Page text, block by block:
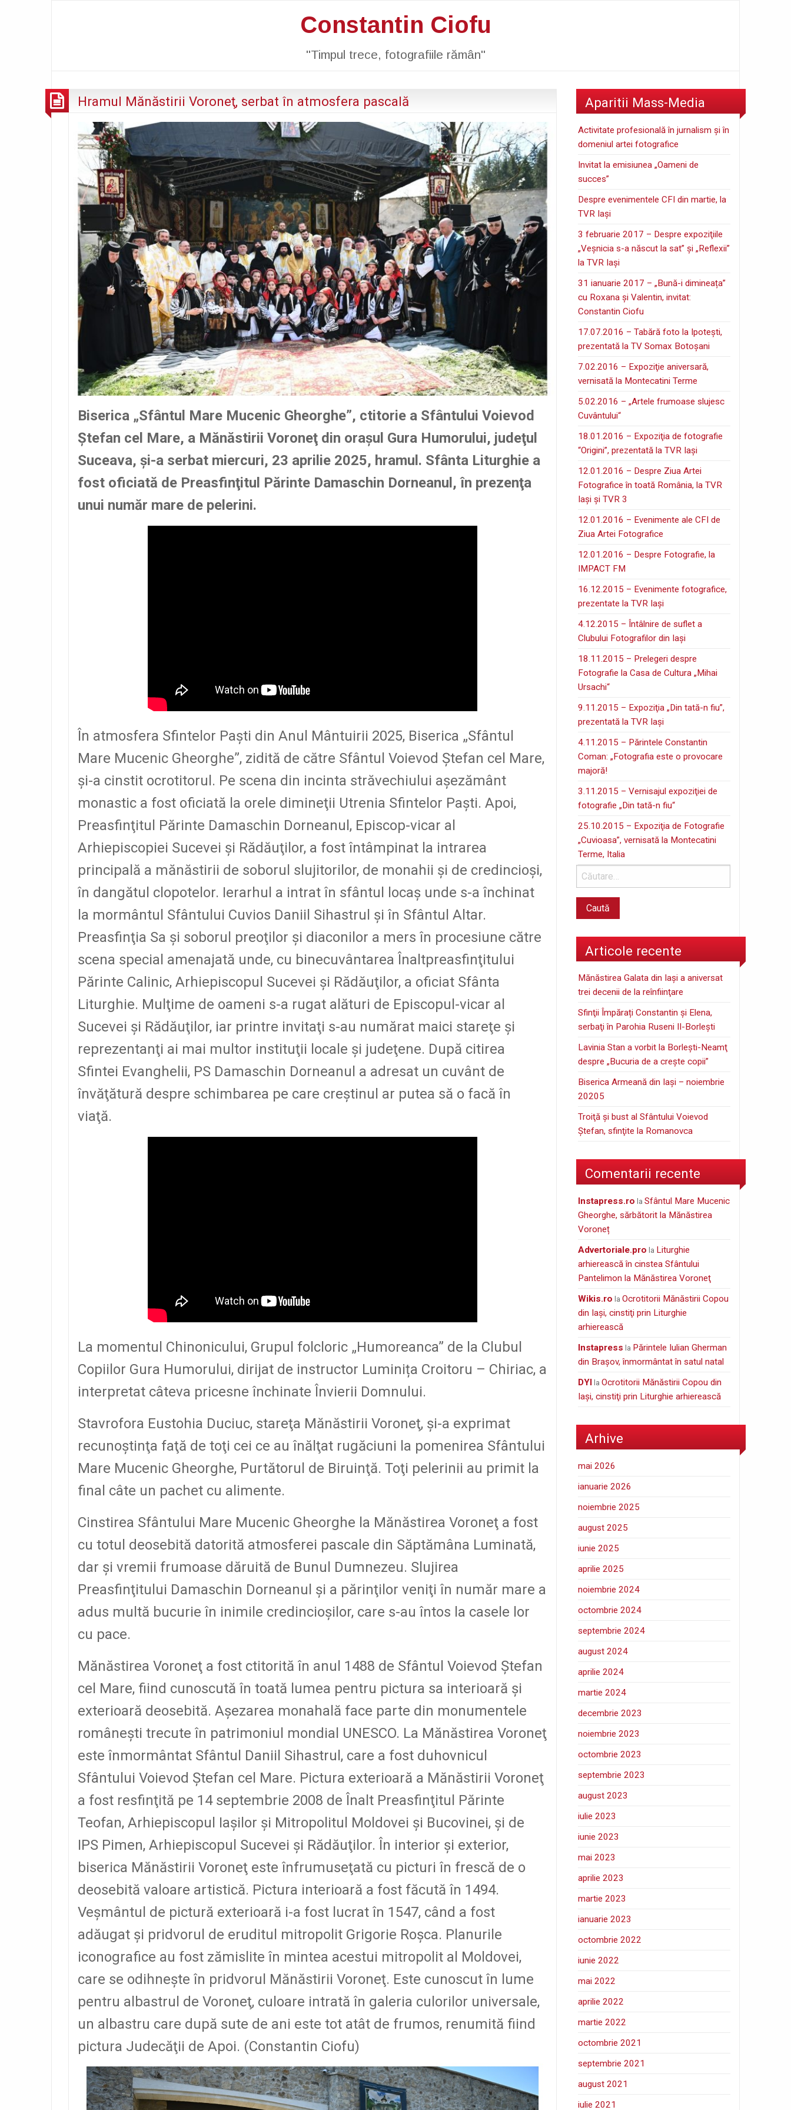
Constantin Ciofu
"Timpul trece, fotografiile rămân"
Hramul Mănăstirii Voroneţ, serbat în atmosfera pascală
Biserica „Sfântul Mare Mucenic Gheorghe”, ctitorie a Sfântului Voievod
Ştefan cel Mare, a Mănăstirii Voroneţ din oraşul Gura Humorului, judeţul
Suceava, şi-a serbat miercuri, 23 aprilie 2025, hramul. Sfânta Liturghie a
fost oficiată de Preasfinţitul Părinte Damaschin Dorneanul, în prezenţa
unui număr mare de pelerini.
În atmosfera Sfintelor Paşti din Anul Mântuirii 2025, Biserica „Sfântul
Mare Mucenic Gheorghe”, zidită de către Sfântul Voievod Ştefan cel Mare,
şi-a cinstit ocrotitorul. Pe scena din incinta străvechiului aşezământ
monastic a fost oficiată la orele dimineţii Utrenia Sfintelor Paşti. Apoi,
Preasfinţitul Părinte Damaschin Dorneanul, Episcop-vicar al
Arhiepiscopiei Sucevei şi Rădăuţilor, a fost întâmpinat la intrarea
principală a mănăstirii de soborul slujitorilor, de monahii şi de credincioşi,
în dangătul clopotelor. Ierarhul a intrat în sfântul locaş unde s-a închinat
la mormântul Sfântului Cuvios Daniil Sihastrul şi în Sfântul Altar.
Preasfinţia Sa şi soborul preoţilor şi diaconilor a mers în procesiune către
scena special amenajată unde, cu binecuvântarea Înaltpreasfinţitului
Părinte Calinic, Arhiepiscopul Sucevei şi Rădăuţilor, a oficiat Sfânta
Liturghie. Mulţime de oameni s-a rugat alături de Episcopul-vicar al
Sucevei şi Rădăuţilor, iar printre invitaţi s-au numărat maici stareţe şi
reprezentanţi ai mai multor instituţii locale şi judeţene. După citirea
Sfintei Evanghelii, PS Damaschin Dorneanul a adresat un cuvânt de
învăţătură despre schimbarea pe care creştinul ar putea să o facă în
viaţă.
La momentul Chinonicului, Grupul folcloric „Humoreanca” de la Clubul
Copiilor Gura Humorului, dirijat de instructor Luminița Croitoru – Chiriac, a
interpretat câteva pricesne închinate Învierii Domnului.
Stavrofora Eustohia Duciuc, stareţa Mănăstirii Voroneţ, şi-a exprimat
recunoştinţa faţă de toţi cei ce au înălţat rugăciuni la pomenirea Sfântului
Mare Mucenic Gheorghe, Purtătorul de Biruinţă. Toţi pelerinii au primit la
final câte un pachet cu alimente.
Cinstirea Sfântului Mare Mucenic Gheorghe la Mănăstirea Voroneţ a fost
cu totul deosebită datorită atmosferei pascale din Săptămâna Luminată,
dar şi vremii frumoase dăruită de Bunul Dumnezeu. Slujirea
Preasfinţitului Damaschin Dorneanul şi a părinţilor veniţi în număr mare a
adus multă bucurie în inimile credincioşilor, care s-au întos la casele lor
cu pace.
Mănăstirea Voroneţ a fost ctitorită în anul 1488 de Sfântul Voievod Ştefan
cel Mare, fiind cunoscută în toată lumea pentru pictura sa interioară şi
exterioară deosebită. Aşezarea monahală face parte din monumentele
româneşti trecute în patrimoniul mondial UNESCO. La Mănăstirea Voroneţ
este înmormântat Sfântul Daniil Sihastrul, care a fost duhovnicul
Sfântului Voievod Ştefan cel Mare. Pictura exterioară a Mănăstirii Voroneţ
a fost resfinţită pe 14 septembrie 2008 de Înalt Preasfinţitul Părinte
Teofan, Arhiepiscopul Iaşilor şi Mitropolitul Moldovei şi Bucovinei, şi de
IPS Pimen, Arhiepiscopul Sucevei şi Rădăuţilor. În interior şi exterior,
biserica Mănăstirii Voroneţ este înfrumuseţată cu picturi în frescă de o
deosebită valoare artistică. Pictura interioară a fost făcută în 1494.
Veşmântul de pictură exterioară i-a fost lucrat în 1547, când a fost
adăugat şi pridvorul de eruditul mitropolit Grigorie Roşca. Planurile
iconografice au fost zămislite în mintea acestui mitropolit al Moldovei,
care se odihneşte în pridvorul Mănăstirii Voroneţ. Este cunoscut în lume
pentru albastrul de Voroneţ, culoare intrată în galeria culorilor universale,
un albastru care după sute de ani este tot atât de frumos, renumită fiind
pictura Judecăţii de Apoi. (Constantin Ciofu)
Aparitii Mass-Media
Activitate profesională în jurnalism şi în
domeniul artei fotografice
Invitat la emisiunea „Oameni de
succes”
Despre evenimentele CFI din martie, la
TVR Iaşi
3 februarie 2017 – Despre expoziţiile
„Veşnicia s-a născut la sat” şi „Reflexii”
la TVR Iaşi
31 ianuarie 2017 – „Bună-i dimineața”
cu Roxana și Valentin, invitat:
Constantin Ciofu
17.07.2016 – Tabără foto la Ipoteşti,
prezentată la TV Somax Botoşani
7.02.2016 – Expoziţie aniversară,
vernisată la Montecatini Terme
5.02.2016 – „Artele frumoase slujesc
Cuvântului“
18.01.2016 – Expoziţia de fotografie
“Origini”, prezentată la TVR Iaşi
12.01.2016 – Despre Ziua Artei
Fotografice în toată România, la TVR
Iaşi şi TVR 3
12.01.2016 – Evenimente ale CFI de
Ziua Artei Fotografice
12.01.2016 – Despre Fotografie, la
IMPACT FM
16.12.2015 – Evenimente fotografice,
prezentate la TVR Iaşi
4.12.2015 – Întâlnire de suflet a
Clubului Fotografilor din Iaşi
18.11.2015 – Prelegeri despre
Fotografie la Casa de Cultura „Mihai
Ursachi“
9.11.2015 – Expoziţia „Din tată-n fiu”,
prezentată la TVR Iaşi
4.11.2015 – Părintele Constantin
Coman: „Fotografia este o provocare
majoră!
3.11.2015 – Vernisajul expoziţiei de
fotografie „Din tată-n fiu“
25.10.2015 – Expoziţia de Fotografie
„Cuvioasa”, vernisată la Montecatini
Terme, Italia
Articole recente
Mănăstirea Galata din Iaşi a aniversat
trei decenii de la reînfiinţare
Sfinţii Împărați Constantin și Elena,
serbaţi în Parohia Ruseni II-Borleşti
Lavinia Stan a vorbit la Borleşti-Neamţ
despre „Bucuria de a creşte copii”
Biserica Armeană din Iași – noiembrie
20205
Troiţă şi bust al Sfântului Voievod
Ştefan, sfinţite la Romanovca
Comentarii recente
instapress.ro laSfântul Mare Mucenic
Gheorghe, sărbătorit la Mănăstirea
Voroneț
Advertoriale.pro la Liturghie
arhierească în cinstea Sfântului
Pantelimon la Mănăstirea Voroneţ
wikis.ro laOcrotitorii Mănăstirii Copou
din Iaşi, cinstiţi prin Liturghie
arhierească
Instapress la Părintele Iulian Gherman
din Braşov, înmormântat în satul natal
DYI laOcrotitorii Mănăstirii Copou din
Iaşi, cinstiţi prin Liturghie arhierească
Arhive
mai 2026
ianuarie 2026
noiembrie 2025
august 2025
iunie 2025
aprilie 2025
noiembrie 2024
octombrie 2024
septembrie 2024
august 2024
aprilie 2024
martie 2024
decembrie 2023
noiembrie 2023
octombrie 2023
septembrie 2023
august 2023
iulie 2023
iunie 2023
mai 2023
aprilie 2023
martie 2023
ianuarie 2023
octombrie 2022
iunie 2022
mai 2022
aprilie 2022
martie 2022
octombrie 2021
septembrie 2021
august 2021
iulie 2021